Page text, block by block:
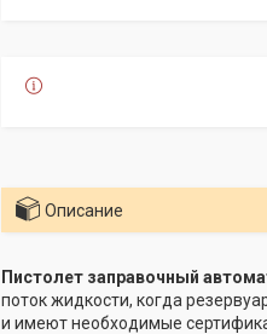
Описание
Пистолет заправочный
поток жидкости, когда
и имеют необходимые